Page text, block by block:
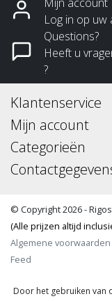
Log in op uw
Questions?
Heeft u
?
Klantenservice
Mijn account
Categorieën
© Copyright 2026 -
(Alle prijzen altijd
Algemene voorwaarden
Feed
Door het gebruiken van